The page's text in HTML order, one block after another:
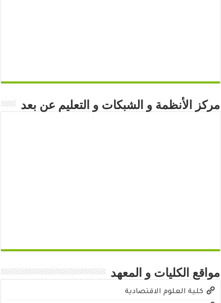
مركز الأنظمة و الشبكات و التعليم عن بعد
مواقع الكليات و المعهد
كلية العلوم الاقتصادية